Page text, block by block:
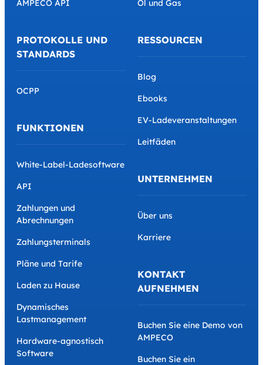
AMPECO API
PROTOKOLLE UND
STANDARDS
OCPP
FUNKTIONEN
White-Label-Ladesoftware
API
Zahlungen und
Abrechnungen
Zahlungsterminals
Pläne und Tarife
Laden zu Hause
Dynamisches
Lastmanagement
Hardware-agnostisch
Software
Öl und Gas
RESSOURCEN
Blog
Ebooks
EV-Ladeveranstaltungen
Leitfäden
UNTERNEHMEN
Über uns
Karriere
KONTAKT
AUFNEHMEN
Buchen Sie eine Demo von
AMPECO
Buchen Sie ein